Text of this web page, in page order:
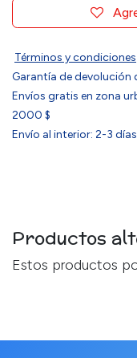
Términos y condiciones
Garantía de devolución
Envíos gratis en zona
2000 $
Envío al interior: 2-3
Productos
Estos productos